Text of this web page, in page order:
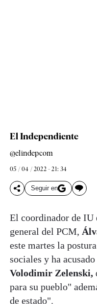
El Independiente
@elindepcom
05 / 04 / 2022 - 21: 34
Seguir en
El coordinador de IU
general del PCM,
este martes la
sociales y ha
Volodimir Zelenski,
para su pueblo"
de estado".